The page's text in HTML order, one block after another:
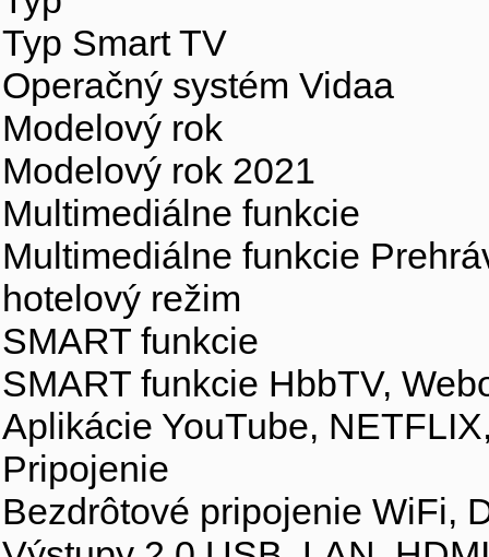
Typ Smart TV
Operačný systém Vidaa
Modelový rok
Modelový rok 2021
Multimediálne funkcie
Multimediálne funkcie
hotelový režim
SMART funkcie
SMART funkcie HbbTV,
Aplikácie YouTube,
Pripojenie
Bezdrôtové pripojenie WiFi,